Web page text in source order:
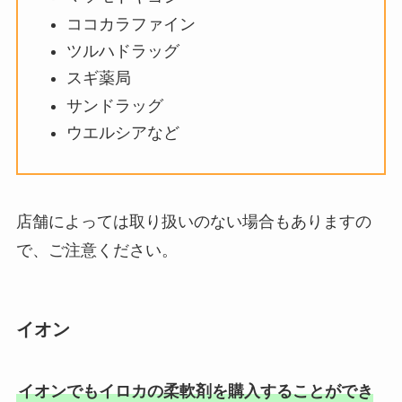
ココカラファイン
ツルハドラッグ
スギ薬局
サンドラッグ
ウエルシアなど
店舗によっては取り扱いのない場合もありますの
で、ご注意ください。
イオン
イオンでもイロカの柔軟剤を購入することができ